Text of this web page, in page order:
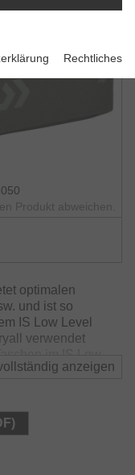
Produkt abweichen.
anzeigen
optimalen
und ist so
IS Low Level
verwendet
im IS Low
Tackle-
können.
Reinigen.
Rechtliches